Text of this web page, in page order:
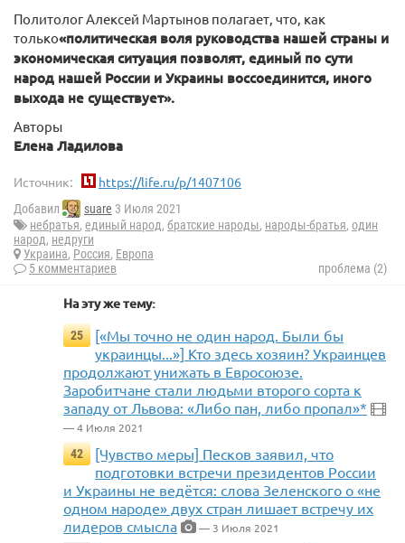
Политолог Алексей Мартынов полагает, что, как
только«политическая воля руководства нашей страны и
экономическая ситуация позволят, единый по сути
народ нашей России и Украины воссоединится, иного
выхода не существует».
Авторы
Елена Ладилова
Источник: https://life.ru/p/1407106
Добавил suare 3 Июля 2021
небратья, единый народ, братские народы, народы-братья, один
народ, недруги
Украина, Россия, Европа
5 комментариев
проблема (2)
На эту же тему:
25
[«Мы точно не один народ. Были бы
украинцы...»] Кто здесь хозяин? Украинцев
продолжают унижать в Евросоюзе.
Заробитчане стали людьми второго сорта к
западу от Львова: «Либо пан, либо пропал»*
— 4 Июля 2021
42
[Чувство меры] Песков заявил, что
подготовки встречи президентов России
и Украины не ведётся: слова Зеленского о «не
одном народе» двух стран лишает встречу их
лидеров смысла
— 3 Июля 2021